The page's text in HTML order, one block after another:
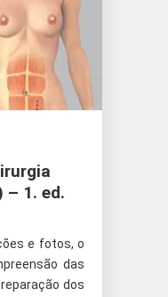
– 1. ed.
e fotos, o
das
dos